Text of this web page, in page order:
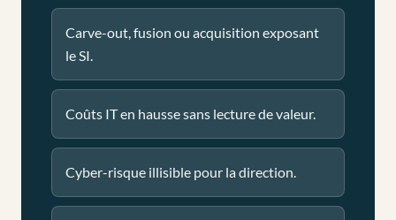
Carve-out, fusion ou acquisition exposant
le SI.
Coûts IT en hausse sans lecture de valeur.
Cyber-risque illisible pour la direction.